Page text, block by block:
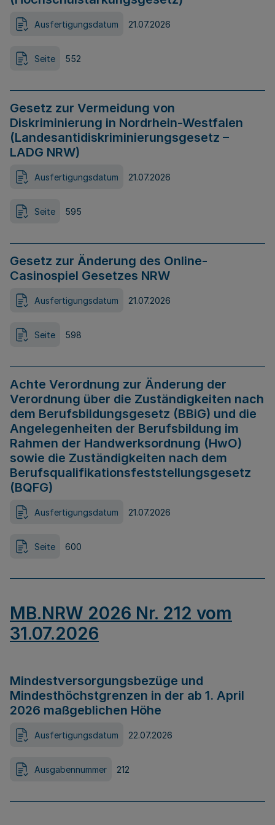
Ausfertigungsdatum 21.07.2026
Seite 552
Gesetz zur Vermeidung von
Diskriminierung in Nordrhein-Westfalen
(Landesantidiskriminierungsgesetz –
LADG NRW)
Ausfertigungsdatum 21.07.2026
Seite 595
Gesetz zur Änderung des Online-
Casinospiel Gesetzes NRW
Ausfertigungsdatum 21.07.2026
Seite 598
Achte Verordnung zur Änderung der
Verordnung über die Zuständigkeiten nach
dem Berufsbildungsgesetz (BBiG) und die
Angelegenheiten der Berufsbildung im
Rahmen der Handwerksordnung (HwO)
sowie die Zuständigkeiten nach dem
Berufsqualifikationsfeststellungsgesetz
(BQFG)
Ausfertigungsdatum 21.07.2026
Seite 600
MB.NRW 2026 Nr. 212 vom
31.07.2026
Mindestversorgungsbezüge und
Mindesthöchstgrenzen in der ab 1. April
2026 maßgeblichen Höhe
Ausfertigungsdatum 22.07.2026
Ausgabennummer 212